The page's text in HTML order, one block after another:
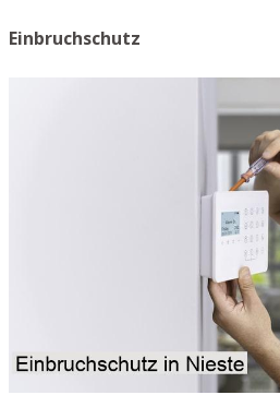
Einbruchschutz